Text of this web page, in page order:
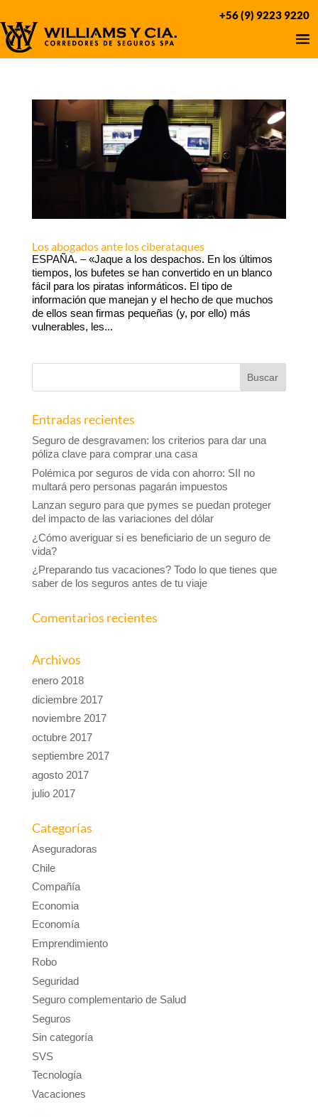
+56 (9) 9223 9220
Los abogados ante los ciberataques
ESPAÑA. – «Jaque a los despachos. En los últimos
tiempos, los bufetes se han convertido en un blanco
fácil para los piratas informáticos. El tipo de
información que manejan y el hecho de que muchos
de ellos sean firmas pequeñas (y, por ello) más
vulnerables, les...
Entradas recientes
Seguro de desgravamen: los criterios para dar una
póliza clave para comprar una casa
Polémica por seguros de vida con ahorro: SII no
multará pero personas pagarán impuestos
Lanzan seguro para que pymes se puedan proteger
del impacto de las variaciones del dólar
¿Cómo averiguar si es beneficiario de un seguro de
vida?
¿Preparando tus vacaciones? Todo lo que tienes que
saber de los seguros antes de tu viaje
Comentarios recientes
Archivos
enero 2018
diciembre 2017
noviembre 2017
octubre 2017
septiembre 2017
agosto 2017
julio 2017
Categorías
Aseguradoras
Chile
Compañía
Economia
Economía
Emprendimiento
Robo
Seguridad
Seguro complementario de Salud
Seguros
Sin categoría
SVS
Tecnología
Vacaciones